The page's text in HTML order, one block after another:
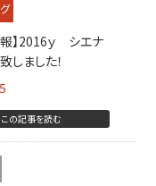
報】2016ｙ シエナ
しました！
この記事を読む